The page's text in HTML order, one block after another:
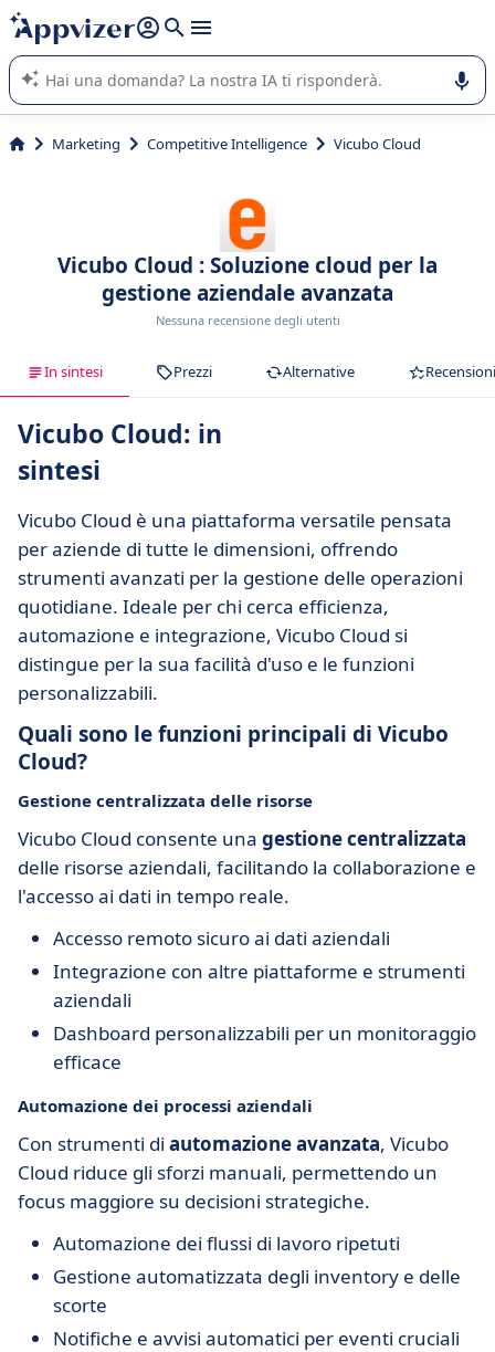
righe con
shift + enter
L'IA di Appvizer vi guida nell'utilizzo o nella scelta di un
software SaaS per la vostra azienda.
Marketing Competitive Intelligence Vicubo Cloud
Vicubo Cloud : Soluzione cloud per la
gestione aziendale avanzata
Nessuna recensione degli utenti
In sintesi Prezzi Alternative Recensioni
Vicubo Cloud: in
sintesi
Vicubo Cloud è una piattaforma versatile pensata
per aziende di tutte le dimensioni, offrendo
strumenti avanzati per la gestione delle operazioni
quotidiane. Ideale per chi cerca efficienza,
automazione e integrazione, Vicubo Cloud si
distingue per la sua facilità d'uso e le funzioni
personalizzabili.
Quali sono le funzioni principali di Vicubo
Cloud?
Gestione centralizzata delle risorse
Vicubo Cloud consente una gestione centralizzata
delle risorse aziendali, facilitando la collaborazione e
l'accesso ai dati in tempo reale.
Accesso remoto sicuro ai dati aziendali
Integrazione con altre piattaforme e strumenti
aziendali
Dashboard personalizzabili per un monitoraggio
efficace
Automazione dei processi aziendali
Con strumenti di automazione avanzata, Vicubo
Cloud riduce gli sforzi manuali, permettendo un
focus maggiore su decisioni strategiche.
Automazione dei flussi di lavoro ripetuti
Gestione automatizzata degli inventory e delle
scorte
Notifiche e avvisi automatici per eventi cruciali